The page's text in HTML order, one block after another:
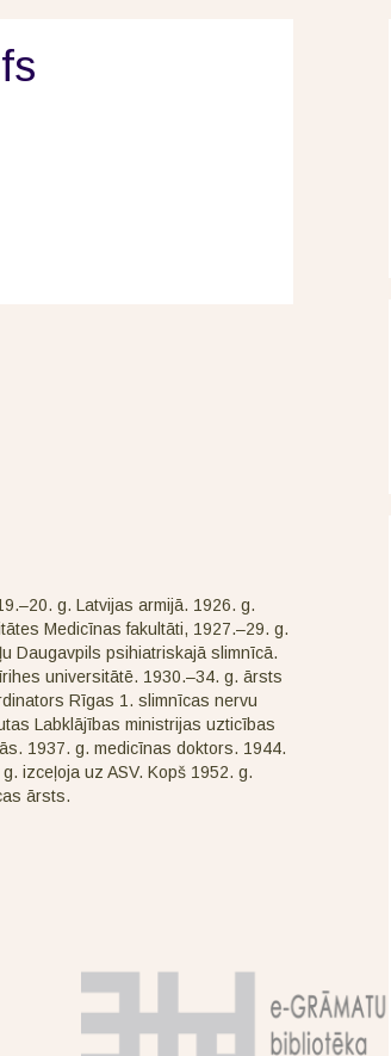
g. Latvijas armijā. 1926. g.
Medicīnas fakultāti, 1927.–29. g.
Daugavpils psihiatriskajā slimnīcā.
universitātē. 1930.–34. g. ārsts
Rīgas 1. slimnīcas nervu
Labklājības ministrijas uzticības
1937. g. medicīnas doktors. 1944.
izceļoja uz ASV. Kopš 1952. g.
ārsts.